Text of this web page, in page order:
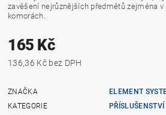
zavěšení nejrůznějších předmětů zejména v
komorách.
165 Kč
136,36 Kč bez DPH
ZNAČKA
ELEMENT
KATEGORIE